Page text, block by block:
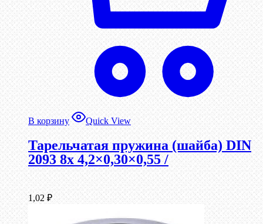
В корзину Quick View
Тарельчатая пружина (шайба) DIN
2093 8x 4,2×0,30×0,55 /
1,02 ₽